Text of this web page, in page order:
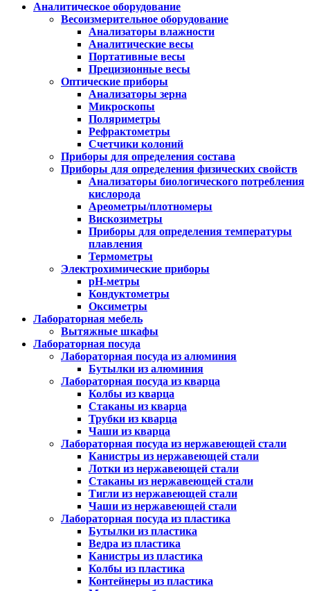
Аналитическое оборудование
Весоизмерительное оборудование
Анализаторы влажности
Аналитические весы
Портативные весы
Прецизионные весы
Оптические приборы
Анализаторы зерна
Микроскопы
Поляриметры
Рефрактометры
Счетчики колоний
Приборы для определения состава
Приборы для определения физических свойств
Анализаторы биологического потребления
кислорода
Ареометры/плотномеры
Вискозиметры
Приборы для определения температуры
плавления
Термометры
Электрохимические приборы
pH-метры
Кондуктометры
Оксиметры
Лабораторная мебель
Вытяжные шкафы
Лабораторная посуда
Лабораторная посуда из алюминия
Бутылки из алюминия
Лабораторная посуда из кварца
Колбы из кварца
Стаканы из кварца
Трубки из кварца
Чаши из кварца
Лабораторная посуда из нержавеющей стали
Канистры из нержавеющей стали
Лотки из нержавеющей стали
Стаканы из нержавеющей стали
Тигли из нержавеющей стали
Чаши из нержавеющей стали
Лабораторная посуда из пластика
Бутылки из пластика
Ведра из пластика
Канистры из пластика
Колбы из пластика
Контейнеры из пластика